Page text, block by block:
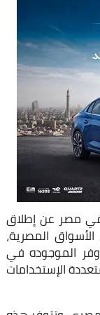
مصر عن إطلاق
الى الأسواق المصرية،
الموجوده في
الإستخدامات